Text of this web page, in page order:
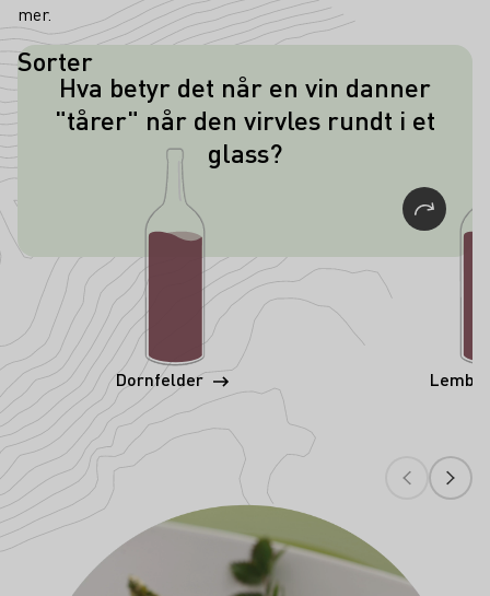
mer.
Hva betyr det når en vin danner
"tårer" når den virvles rundt i et
glass?
De såkalte tårene gir informasjon om
viskositeten og dermed
konsentrasjonen av ulike ingredienser i
vinen. Jo høyere viskositet, desto flere
striper blir det når vinen virvles -
Sorter
Dornfelder